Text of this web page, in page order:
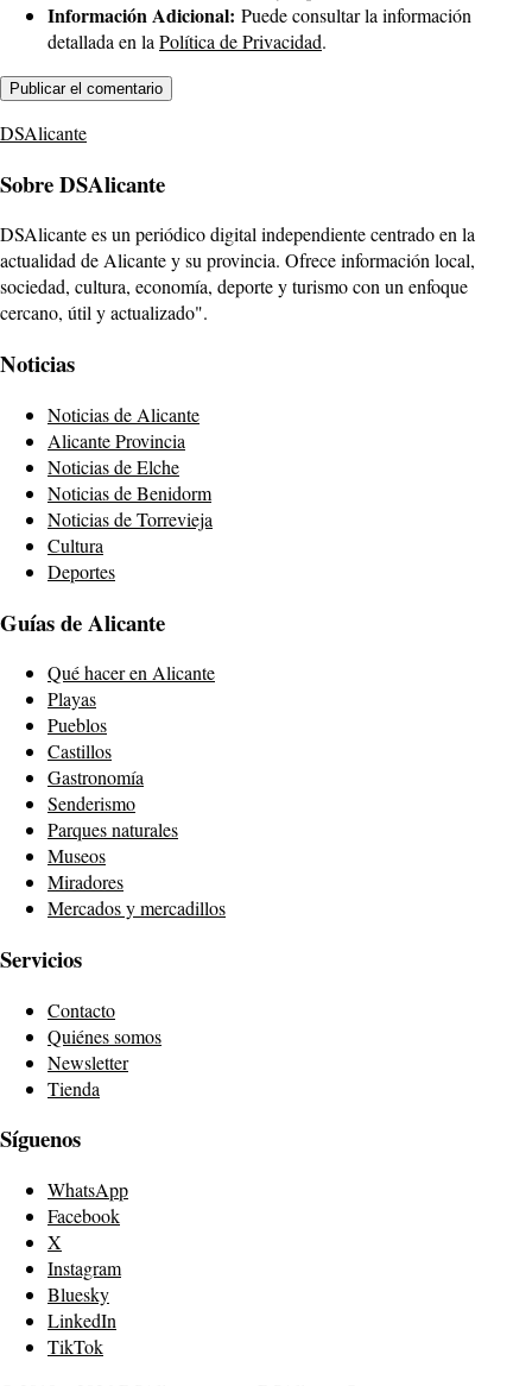
Información Adicional: Puede consultar la información
detallada en la Política de Privacidad.
DSAlicante
Sobre DSAlicante
DSAlicante es un periódico digital independiente centrado en la
actualidad de Alicante y su provincia. Ofrece información local,
sociedad, cultura, economía, deporte y turismo con un enfoque
cercano, útil y actualizado".
Noticias
Noticias de Alicante
Alicante Provincia
Noticias de Elche
Noticias de Benidorm
Noticias de Torrevieja
Cultura
Deportes
Guías de Alicante
Qué hacer en Alicante
Playas
Pueblos
Castillos
Gastronomía
Senderismo
Parques naturales
Museos
Miradores
Mercados y mercadillos
Servicios
Contacto
Quiénes somos
Newsletter
Tienda
Síguenos
WhatsApp
Facebook
X
Instagram
Bluesky
LinkedIn
TikTok